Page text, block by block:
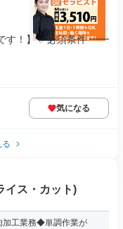
す！】 ✅必須条件 ━━
気になる
る
イス・カット)
加工業務◆単調作業が